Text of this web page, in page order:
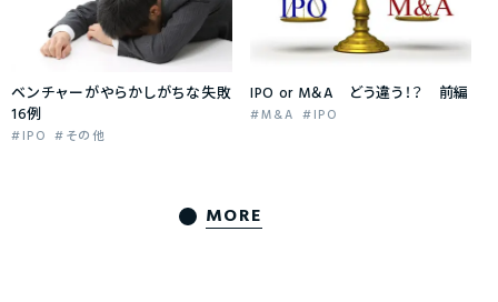
ベンチャーがやらかしがちな失敗
16例
IPO その他
IPO or M＆A どう違う！？ 前編
M&A IPO
MORE